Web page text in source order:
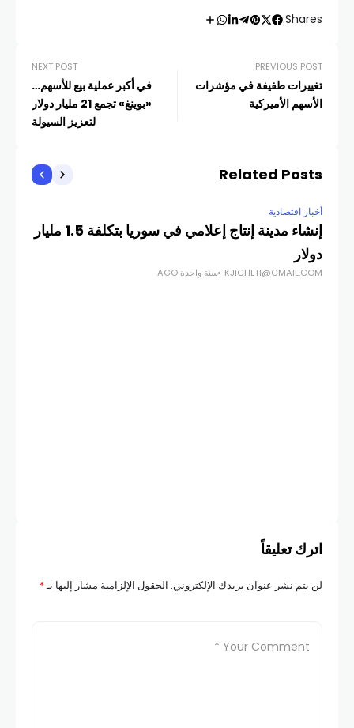
Shares:
PREVIOUS POST
تغييرات طفيفة في مؤشرات
الأسهم الأميركية
NEXT POST
في أكبر عملية بيع للأسهم…
«بوينغ» تجمع 21 مليار دولار
لتعزيز السيولة
Related Posts
أخبار اقتصادية
إنشاء مدينة إنتاج إعلامي في سوريا بتكلفة 1.5 مليار
دولار
KJICHE11@GMAIL.COM سنة واحدة AGO
اترك تعليقاً
لن يتم نشر عنوان بريدك الإلكتروني. الحقول الإلزامية مشار إليها بـ*